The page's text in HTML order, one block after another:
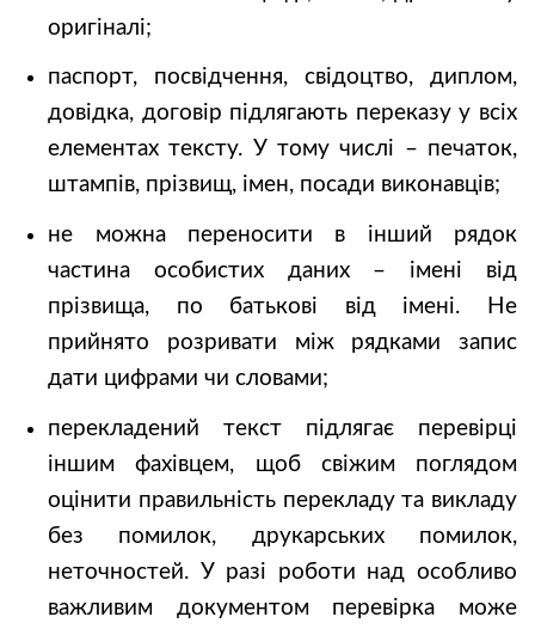
оригіналі;
паспорт, посвідчення, свідоцтво, диплом,
довідка, договір підлягають переказу у всіх
елементах тексту. У тому числі – печаток,
штампів, прізвищ, імен, посади виконавців;
не можна переносити в інший рядок
частина особистих даних – імені від
прізвища, по батькові від імені. Не
прийнято розривати між рядками запис
дати цифрами чи словами;
перекладений текст підлягає перевірці
іншим фахівцем, щоб свіжим поглядом
оцінити правильність перекладу та викладу
без помилок, друкарських помилок,
неточностей. У разі роботи над особливо
важливим документом перевірка може